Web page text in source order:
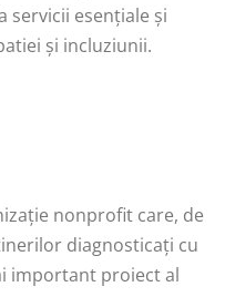
servicii esențiale și
și incluziunii.
nonprofit care, de
diagnosticați cu
important proiect al